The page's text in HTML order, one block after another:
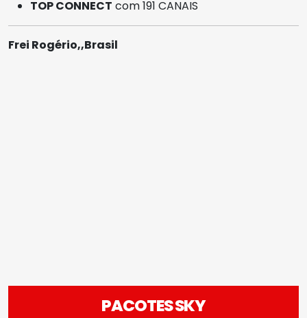
TOP CONNECT com 191 CANAIS
Frei Rogério,,Brasil
PACOTES SKY